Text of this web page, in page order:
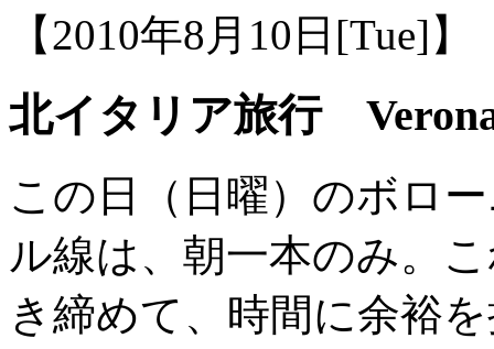
【2010年8月10日[Tue]】
北イタリア旅行
この日（日曜）のボロ
ル線は、朝一本のみ。
き締めて、時間に余裕